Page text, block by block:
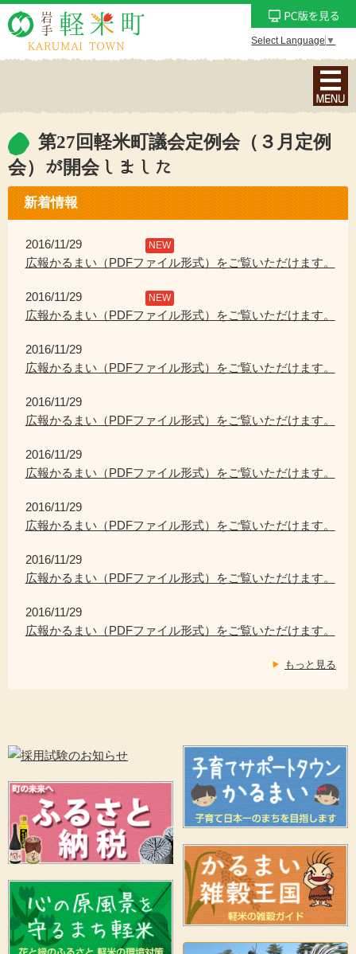
Select Language ▼
ナ
ビ
ー
シ
ン
メ
表
第27回軽米町議会定例会（３月定例
会）が開会しました
新着情報
2016/11/29 NEW
広報かるまい（PDFファイル形式）をご覧いただけます。
2016/11/29 NEW
広報かるまい（PDFファイル形式）をご覧いただけます。
2016/11/29
広報かるまい（PDFファイル形式）をご覧いただけます。
2016/11/29
広報かるまい（PDFファイル形式）をご覧いただけます。
2016/11/29
広報かるまい（PDFファイル形式）をご覧いただけます。
2016/11/29
広報かるまい（PDFファイル形式）をご覧いただけます。
2016/11/29
広報かるまい（PDFファイル形式）をご覧いただけます。
2016/11/29
広報かるまい（PDFファイル形式）をご覧いただけます。
もっと見る